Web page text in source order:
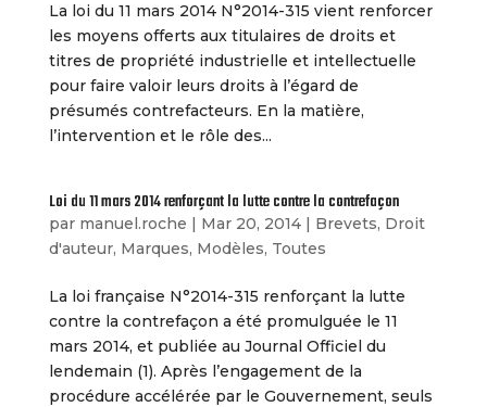
La loi du 11 mars 2014 N°2014-315 vient renforcer
les moyens offerts aux titulaires de droits et
titres de propriété industrielle et intellectuelle
pour faire valoir leurs droits à l’égard de
présumés contrefacteurs. En la matière,
l’intervention et le rôle des...
Loi du 11 mars 2014 renforçant la lutte contre la contrefaçon
par manuel.roche | Mar 20, 2014| Brevets, Droit
d'auteur, Marques, Modèles, Toutes
La loi française N°2014-315 renforçant la lutte
contre la contrefaçon a été promulguée le 11
mars 2014, et publiée au Journal Officiel du
lendemain (1). Après l’engagement de la
procédure accélérée par le Gouvernement, seuls